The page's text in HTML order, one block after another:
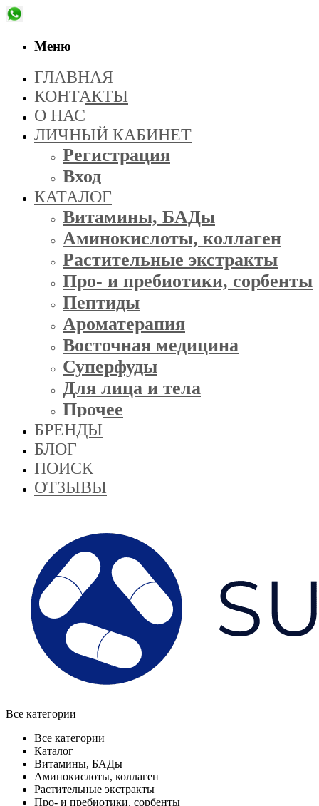
Меню
ГЛАВНАЯ
КОНТАКТЫ
О НАС
ЛИЧНЫЙ КАБИНЕТ
Регистрация
Вход
КАТАЛОГ
Витамины, БАДы
Аминокислоты, коллаген
Растительные экстракты
Про- и пребиотики, сорбенты
Пептиды
Ароматерапия
Восточная медицина
Суперфуды
Для лица и тела
Прочее
БРЕНДЫ
БЛОГ
ПОИСК
ОТЗЫВЫ
Все категории
Все категории
Каталог
Витамины, БАДы
Аминокислоты, коллаген
Растительные экстракты
Про- и пребиотики, сорбенты